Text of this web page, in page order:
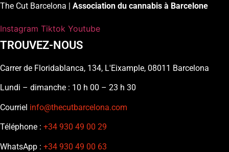
The Cut Barcelona | Association du cannabis à Barcelone
Instagram Tiktok Youtube
TROUVEZ-NOUS
Carrer de Floridablanca, 134, L'Eixample, 08011 Barcelona
Lundi – dimanche : 10 h 00 – 23 h 30
Courriel info@thecutbarcelona.com
Téléphone : +34 930 49 00 29
WhatsApp : +34 930 49 00 63